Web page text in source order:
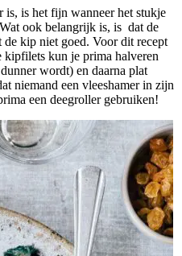
is, is het fijn wanneer het stukje
ook belangrijk is, is dat de
de kip niet goed. Voor dit recept
kun je prima halveren
wordt) en daarna plat
niemand een vleeshamer in zijn
een deegroller gebruiken!